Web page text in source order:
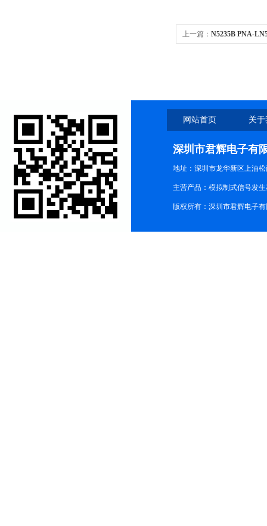
上一篇： N5235B PNA-
网站首页 关
深圳市君辉电子有
地址：深圳市龙华新区上油松
主营产品：模拟制式信号发
版权所有：深圳市君辉电子